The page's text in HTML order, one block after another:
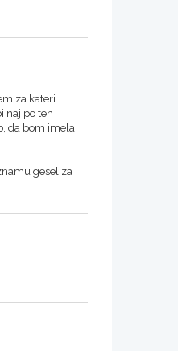
za kateri
naj po teh
da bom imela
gesel za